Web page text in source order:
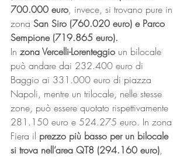
700.000 euro, invece, si trovano pure in
zona San Siro (760.020 euro) e Parco
Sempione (719.865 euro).
In zona Vercelli-Lorenteggio un bilocale
può andare dai 232.400 euro di
Baggio ai 331.000 euro di piazza
Napoli, mentre un trilocale, nelle stesse
zone, può essere quotato rispettivamente
281.150 euro e 524.275 euro. In zona
Fiera il prezzo più basso per un bilocale
si trova nell’area QT8 (294.160 euro),